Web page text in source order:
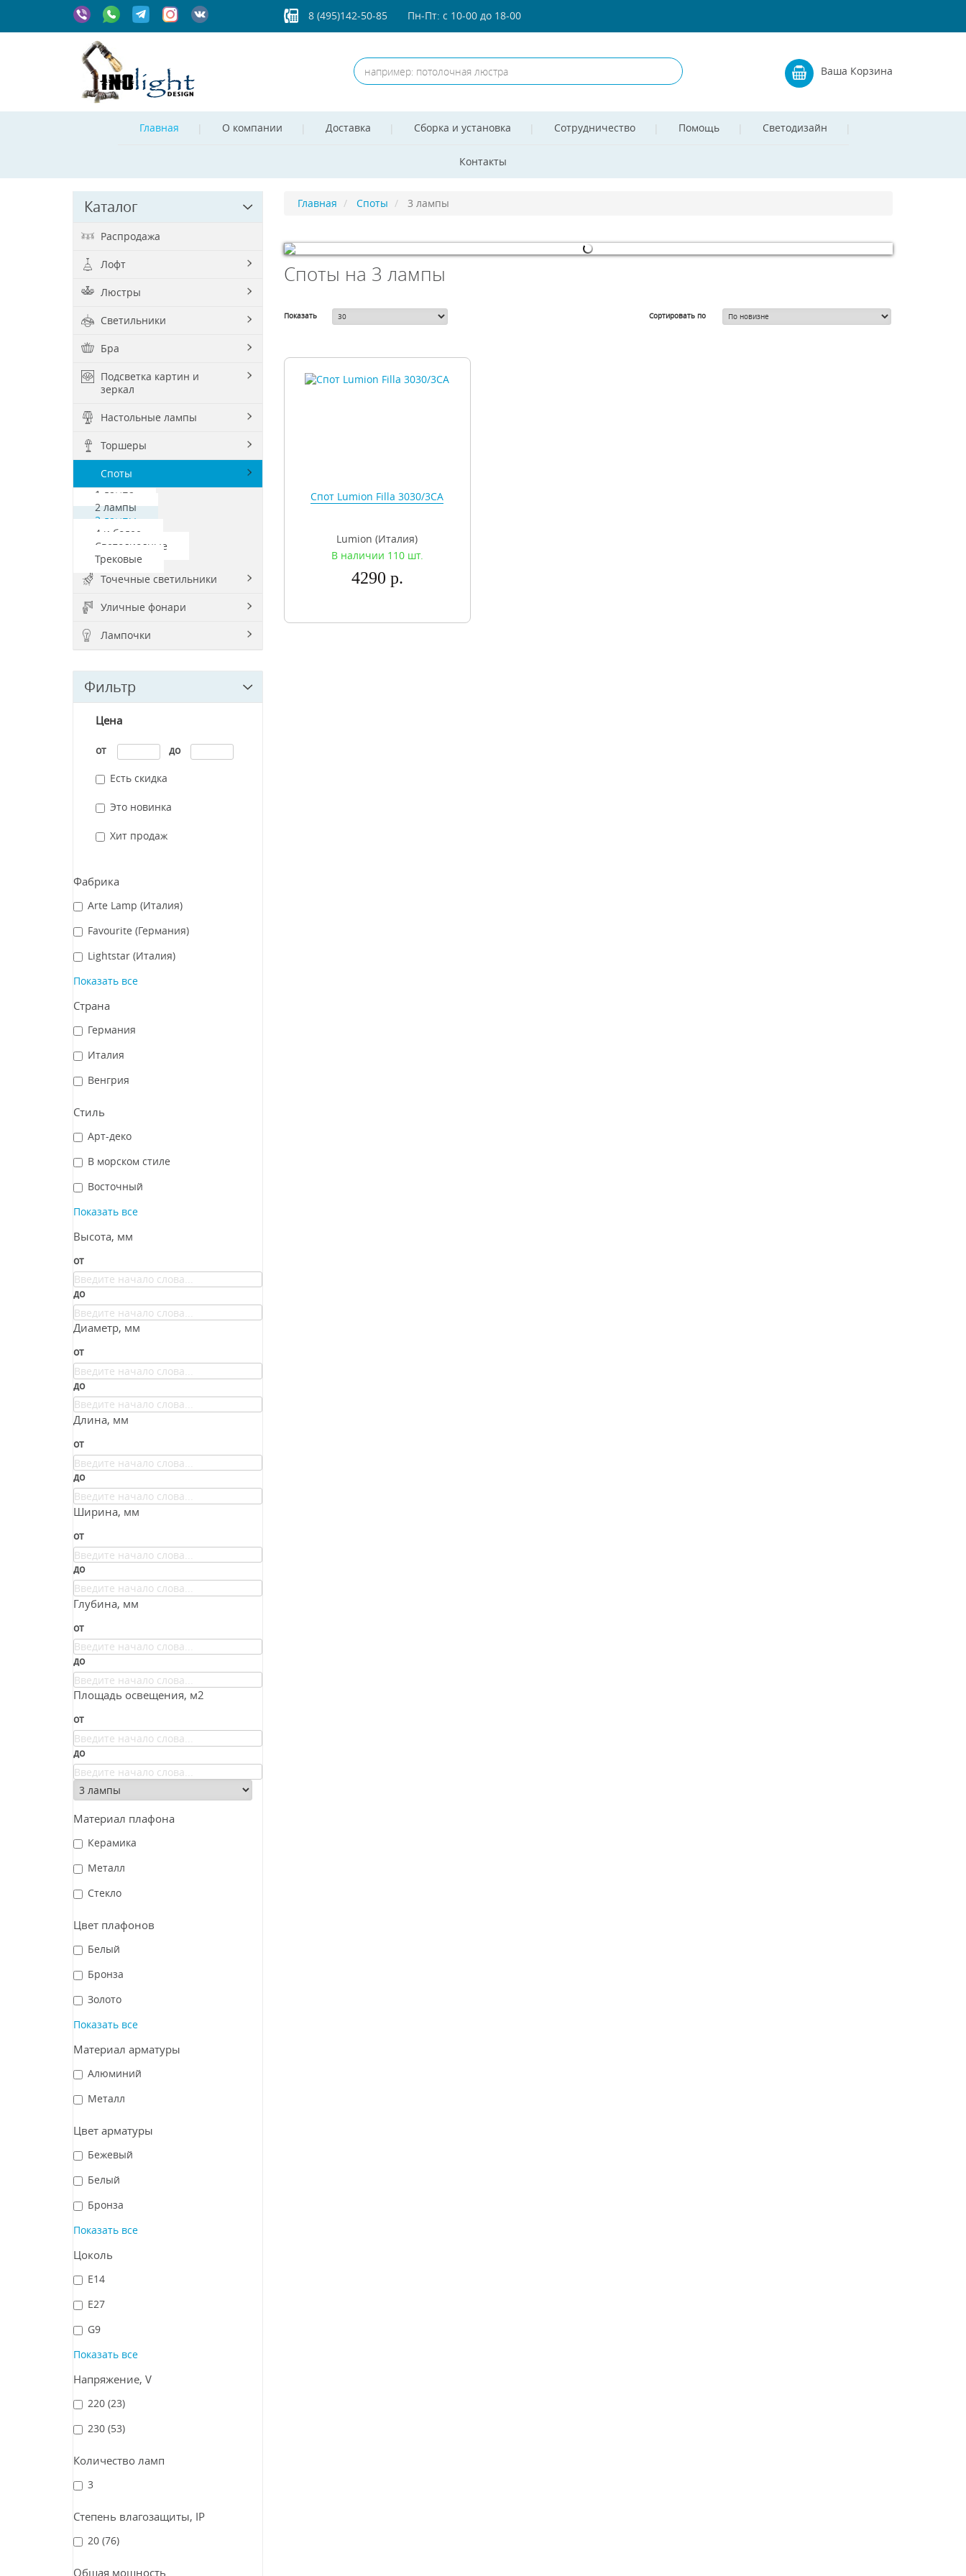
8 (495)142-50-85 Пн-Пт: с 10-00 до 18-00
Ваша Корзина
Главная О компании Доставка Сборка и установка Сотрудничество Помощь Светодизайн
Контакты
Каталог
Распродажа
Лофт
Люстры
Светильники
Бра
Подсветка картин и
зеркал
Настольные лампы
Торшеры
Споты
1 лампа
2 лампы
3 лампы
4 и более
Светодиодные
Трековые
Точечные светильники
Уличные фонари
Лампочки
Фильтр
Цена
от до
Есть скидка
Это новинка
Хит продаж
Фабрика
Arte Lamp (Италия)
Favourite (Германия)
Lightstar (Италия)
Показать все
Страна
Германия
Италия
Венгрия
Стиль
Арт-деко
В морском стиле
Восточный
Показать все
Высота, мм
от
до
Диаметр, мм
от
до
Длина, мм
от
до
Ширина, мм
от
до
Глубина, мм
от
до
Площадь освещения, м2
от
до
Материал плафона
Керамика
Металл
Стекло
Цвет плафонов
Белый
Бронза
Золото
Показать все
Материал арматуры
Алюминий
Металл
Цвет арматуры
Бежевый
Белый
Бронза
Показать все
Цоколь
E14
E27
G9
Показать все
Напряжение, V
220 (23)
230 (53)
Количество ламп
3
Степень влагозащиты, IP
20 (76)
Общая мощность
Главная Споты 3 лампы
© Free Joomla! 3 Modules
Споты на 3 лампы
Показать Сортировать по
Спот Lumion Filla 3030/3CA
Lumion (Италия)
В наличии 110 шт.
4290 р.